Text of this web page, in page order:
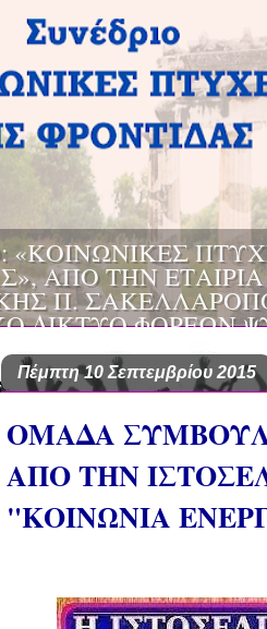
«ΚΟΙΝΩΝΙΚΕΣ
ΑΠΟ ΤΗΝ
Π.
ΔΙΚΤΥΟ ΦΟΡΕΩΝ
Πέμπτη 10 Σεπτεμβρίου 2015
OMAΔΑ
ΑΠΟ ΤΗΝ
"ΚΟΙΝΩΝΙΑ